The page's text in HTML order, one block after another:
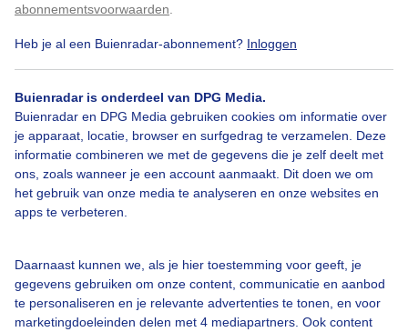
abonnementsvoorwaarden
Heb je al een Buienradar-abonnement? Inloggen
Buienradar is onderdeel van DPG Media.
Buienradar en DPG Media gebruiken cookies om informatie over
je apparaat, locatie, browser en surfgedrag te verzamelen. Deze
informatie combineren we met de gegevens die je zelf deelt met
ons, zoals wanneer je een account aanmaakt. Dit doen we om
het gebruik van onze media te analyseren en onze websites en
apps te verbeteren.
Daarnaast kunnen we, als je hier toestemming voor geeft, je
gegevens gebruiken om onze content, communicatie en aanbod
te personaliseren en je relevante advertenties te tonen, en voor
marketingdoeleinden delen met 4 mediapartners. Ook content
Bekijk slideshow
Een moment geduld aub...